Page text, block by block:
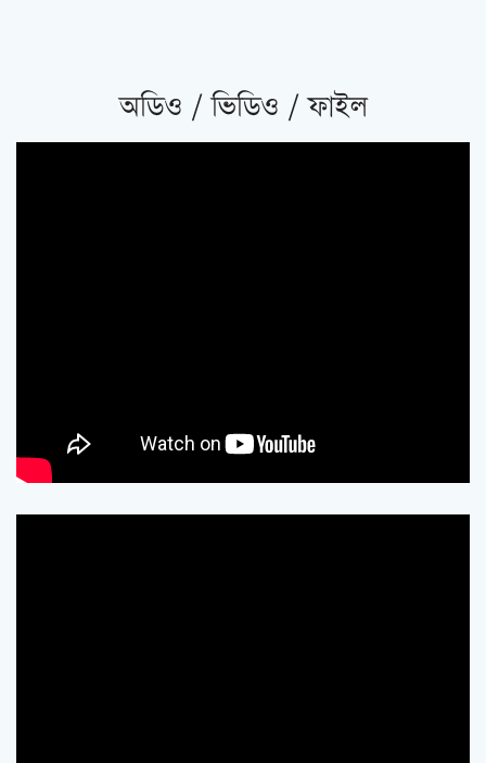
অডিও / ভিডিও / ফাইল